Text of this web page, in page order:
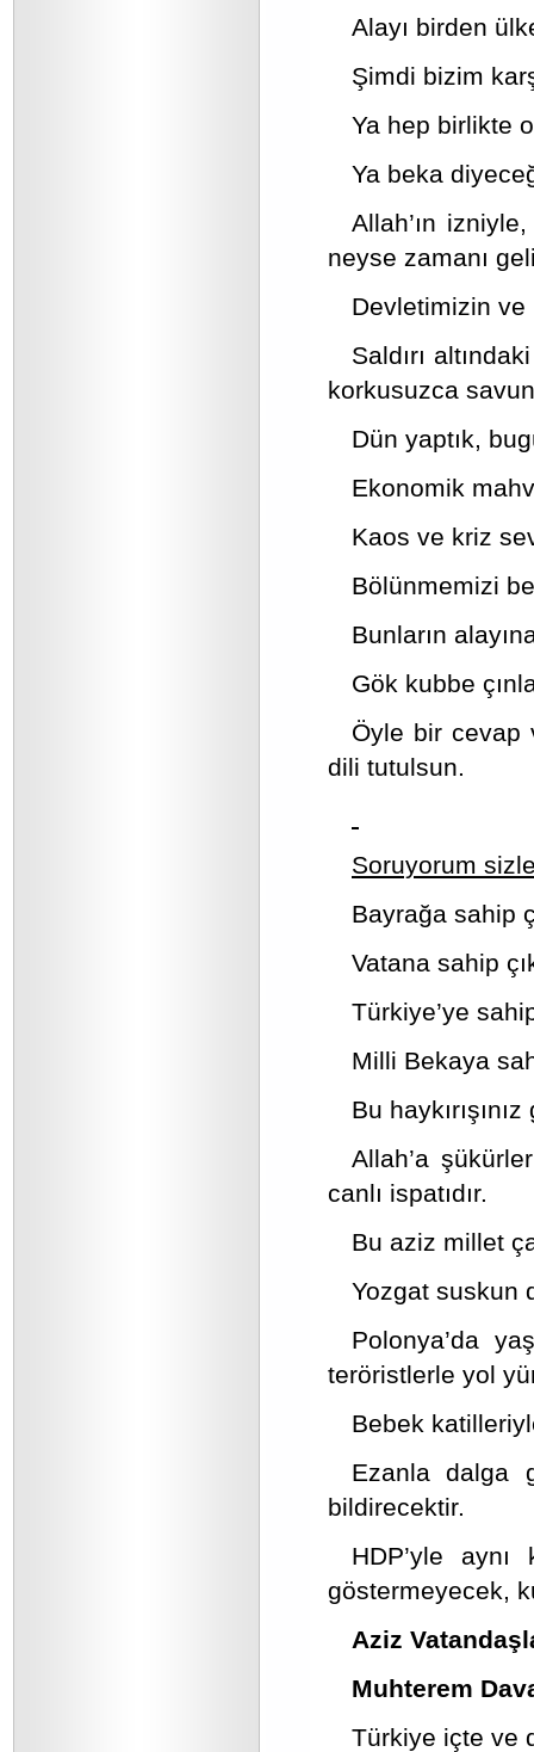
Alayı birden
Şimdi bizim
Ya hep birlikte
Ya beka
Allah’ın
neyse zamanı
Devletimizin ve
Saldırı
korkusuzca
Dün yaptık,
Ekonomik
Kaos ve kriz
Bölünmemizi
Bunların
Gök kubbe
Öyle bir cevap
dili tutulsun.
Soruyorum
Bayrağa sahip
Vatana sahip
Türkiye’ye
Milli Bekaya
Bu
Allah’a
canlı ispatıdır.
Bu aziz millet
Yozgat suskun
Polonya’da
teröristlerle yol
Bebek
Ezanla dalga
bildirecektir.
HDP’yle
göstermeyecek,
Aziz
Muhterem
Türkiye içte ve